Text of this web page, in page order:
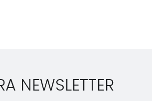
NEWSLETTER